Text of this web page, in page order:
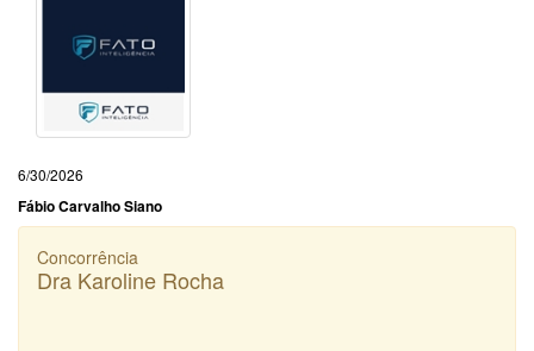
6/30/2026
Fábio Carvalho Siano
Concorrência
Dra Karoline Rocha